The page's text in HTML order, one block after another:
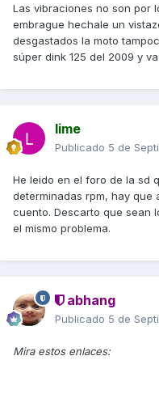
Las vibraciones no son por
embrague hechale un
desgastados la moto
súper dink 125 del 2009 y
lime
Publicado 5 de
He leido en el foro de la sd
determinadas rpm, hay que
cuento. Descarto que sean
el mismo problema.
abhang
Publicado 5 de
Mira estos enlaces: